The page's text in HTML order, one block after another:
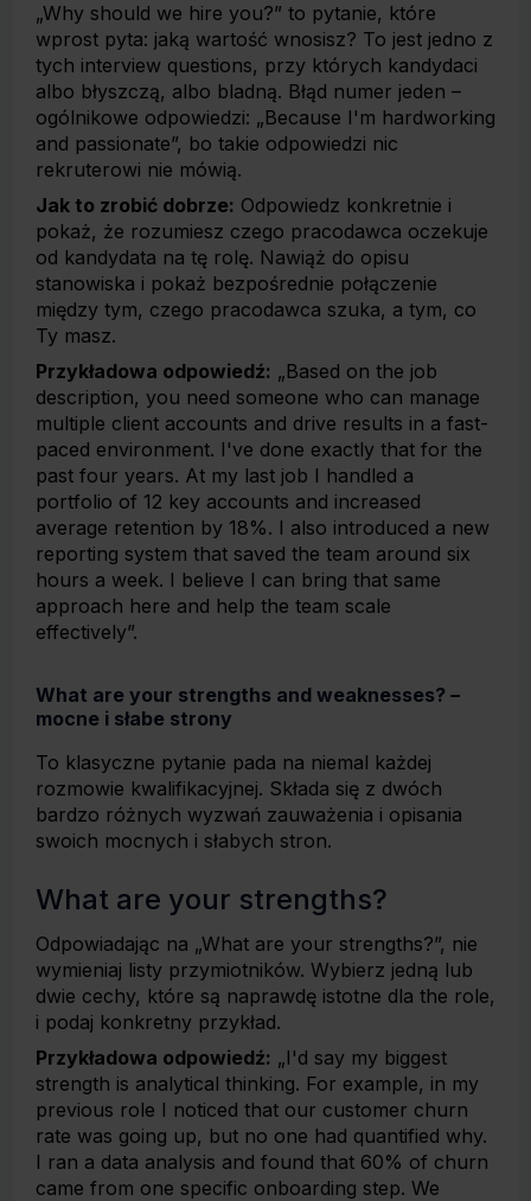
„Why should we hire you?” to pytanie, które
wprost pyta: jaką wartość wnosisz? To jest jedno z
tych interview questions, przy których kandydaci
albo błyszczą, albo bladną. Błąd numer jeden –
ogólnikowe odpowiedzi: „Because I'm hardworking
and passionate”, bo takie odpowiedzi nic
rekruterowi nie mówią.
Jak to zrobić dobrze: Odpowiedz konkretnie i
pokaż, że rozumiesz czego pracodawca oczekuje
od kandydata na tę rolę. Nawiąż do opisu
stanowiska i pokaż bezpośrednie połączenie
między tym, czego pracodawca szuka, a tym, co
Ty masz.
Przykładowa odpowiedź: „Based on the job
description, you need someone who can manage
multiple client accounts and drive results in a fast-
paced environment. I've done exactly that for the
past four years. At my last job I handled a
portfolio of 12 key accounts and increased
average retention by 18%. I also introduced a new
reporting system that saved the team around six
hours a week. I believe I can bring that same
approach here and help the team scale
effectively”.
What are your strengths and weaknesses? –
mocne i słabe strony
To klasyczne pytanie pada na niemal każdej
rozmowie kwalifikacyjnej. Składa się z dwóch
bardzo różnych wyzwań zauważenia i opisania
swoich mocnych i słabych stron.
What are your strengths?
Odpowiadając na „What are your strengths?”, nie
wymieniaj listy przymiotników. Wybierz jedną lub
dwie cechy, które są naprawdę istotne dla the role,
i podaj konkretny przykład.
Przykładowa odpowiedź: „I'd say my biggest
strength is analytical thinking. For example, in my
previous role I noticed that our customer churn
rate was going up, but no one had quantified why.
I ran a data analysis and found that 60% of churn
came from one specific onboarding step. We